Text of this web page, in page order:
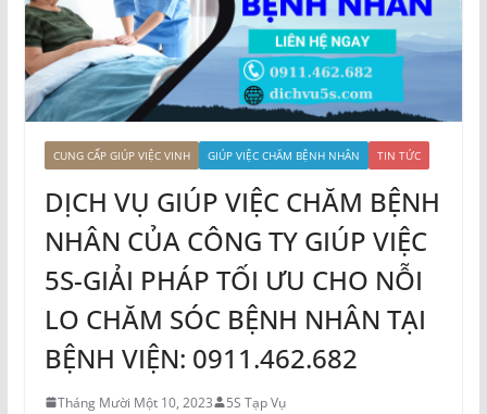
CUNG CẤP GIÚP VIỆC VINH GIÚP VIỆC CHĂM BỆNH NHÂN TIN TỨC
DỊCH VỤ GIÚP VIỆC CHĂM BỆNH
NHÂN CỦA CÔNG TY GIÚP VIỆC
5S-GIẢI PHÁP TỐI ƯU CHO NỖI
LO CHĂM SÓC BỆNH NHÂN TẠI
BỆNH VIỆN: 0911.462.682
Tháng Mười Một 10, 2023 5S Tạp Vụ